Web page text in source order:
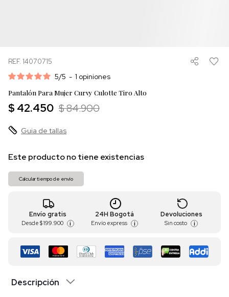
REF. 14070715
5/5 - 1 opiniones
Pantalón Para Mujer Curvy Culotte Tiro Alto
$ 42.450 $ 84.900
Guia de tallas
Este producto no tiene existencias
Calcular tiempo de envío
Envío gratis
Desde $ 199.900 i
24H Bogotá
Envío express i
Devoluciones
Sin costo i
Descripción